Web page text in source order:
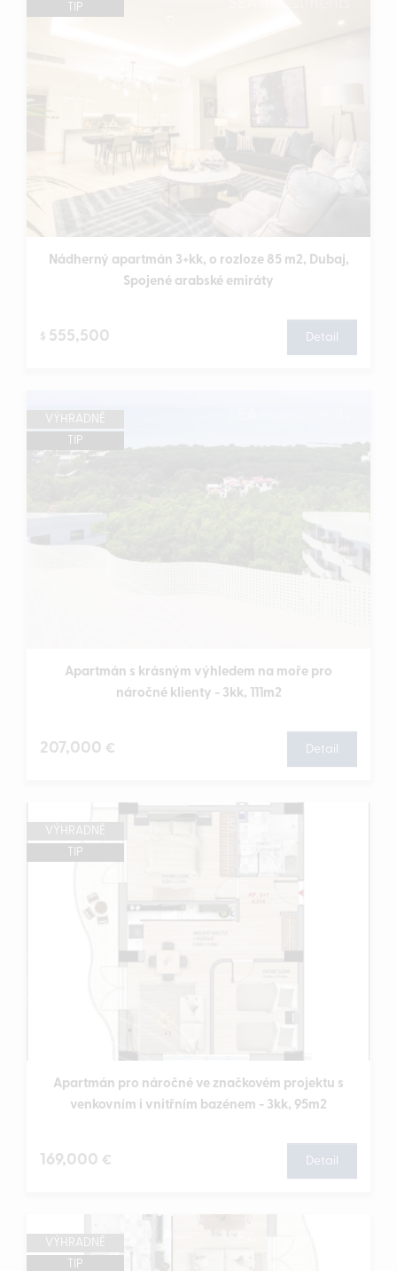
TIP
Nádherný apartmán 3+kk, o rozloze 85 m2, Dubaj,
Spojené arabské emiráty
$ 555,500 Detail
VÝHRADNĚ
TIP
Apartmán s krásným výhledem na moře pro
náročné klienty - 3kk, 111m2
207,000 € Detail
VÝHRADNĚ
TIP
Apartmán pro náročné ve značkovém projektu s
venkovním i vnitřním bazénem - 3kk, 95m2
169,000 € Detail
VÝHRADNĚ
TIP